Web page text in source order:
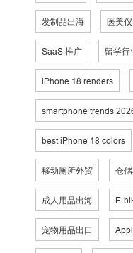
发制品出海 医美
SaaS 推广 留学行
iPhone 18 renders
smartphone trends
best iPhone 18 colors
移动厕所外贸 仓
成人用品出海 E-
宠物用品出口